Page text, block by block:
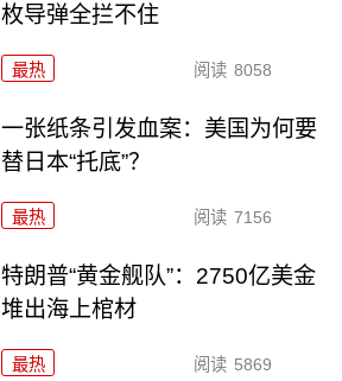
枚导弹全拦不住
最热 阅读 8058
一张纸条引发血案：美国为何要
替日本“托底”？
最热 阅读 7156
特朗普“黄金舰队”：2750亿美金
堆出海上棺材
最热 阅读 5869